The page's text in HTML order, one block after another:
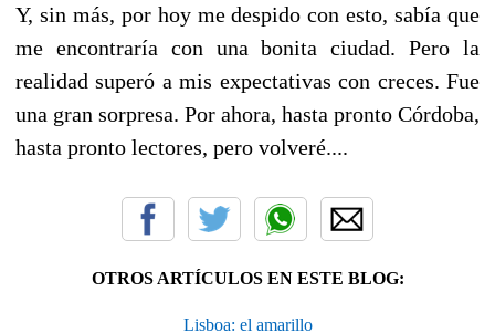
Y, sin más, por hoy me despido con esto, sabía que
me encontraría con una bonita ciudad. Pero la
realidad superó a mis expectativas con creces. Fue
una gran sorpresa. Por ahora, hasta pronto Córdoba,
hasta pronto lectores, pero volveré....
OTROS ARTÍCULOS EN ESTE BLOG:
Lisboa: el amarillo